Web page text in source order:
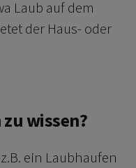
Laub auf dem
der Haus- oder
wissen?
ein Laubhaufen